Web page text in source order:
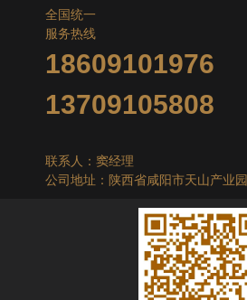
全国统一
服务热线
18609101976
13709105808
联系人：窦经理
公司地址：陕西省咸阳市天山产业园